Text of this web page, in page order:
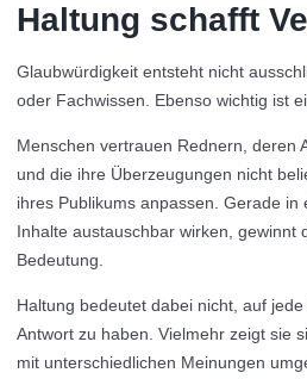
Haltung schafft
Glaubwürdigkeit entsteht nicht
oder Fachwissen. Ebenso wichtig ist
Menschen vertrauen Rednern, deren
und die ihre Überzeugungen nicht
ihres Publikums anpassen. Gerade in
Inhalte austauschbar wirken, gewinnt
Bedeutung.
Haltung bedeutet dabei nicht, auf
Antwort zu haben. Vielmehr zeigt sie
mit unterschiedlichen Meinungen